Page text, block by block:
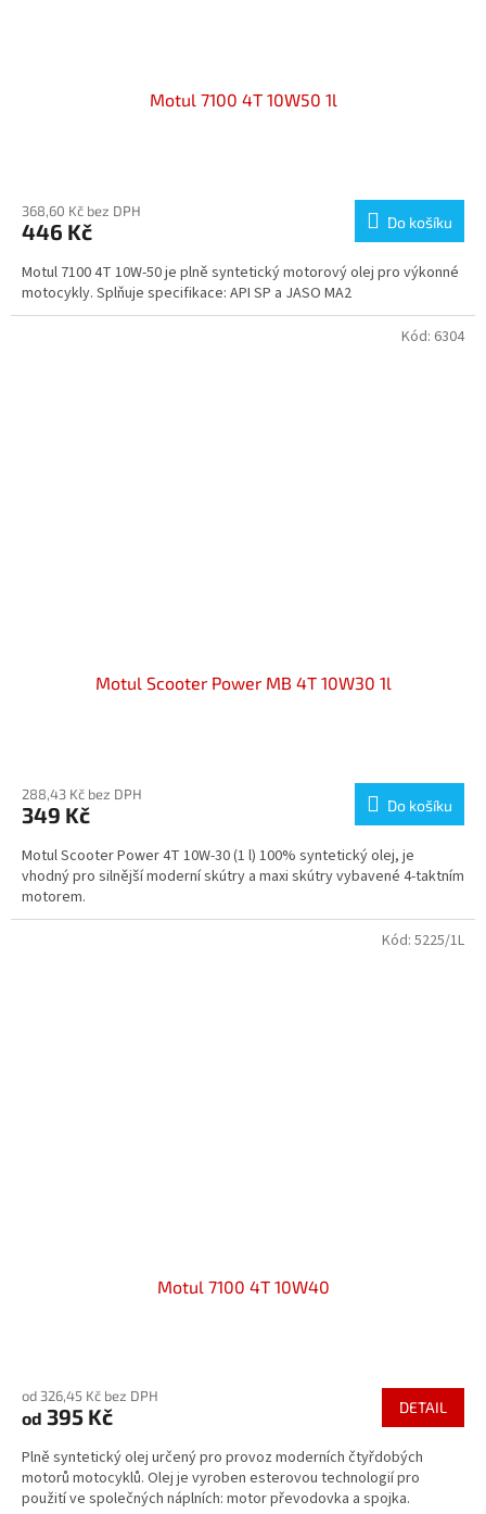
Motul 7100 4T 10W50 1l
produktu
je
z
5
hvězdiček.
368,60 Kč bez DPH
446 Kč Do košíku
Motul 7100 4T 10W-50 je plně syntetický motorový olej pro výkonné
motocykly. Splňuje specifikace: API SP a JASO MA2
Motul Scooter Power MB 4T 10W30 1l
288,43 Kč bez DPH
349 Kč Do košíku
Motul Scooter Power 4T 10W-30 (1 l) 100% syntetický olej, je
vhodný pro silnější moderní skútry a maxi skútry vybavené 4-taktním
motorem.
Kód: 6304
Motul 7100 4T 10W40
produktu
je
z
5
hvězdiček.
od 326,45 Kč bez DPH
od 395 Kč DETAIL
Plně syntetický olej určený pro provoz moderních čtyřdobých
motorů motocyklů. Olej je vyroben esterovou technologií pro
použití ve společných náplních: motor převodovka a spojka.
Kód: 5225/1L